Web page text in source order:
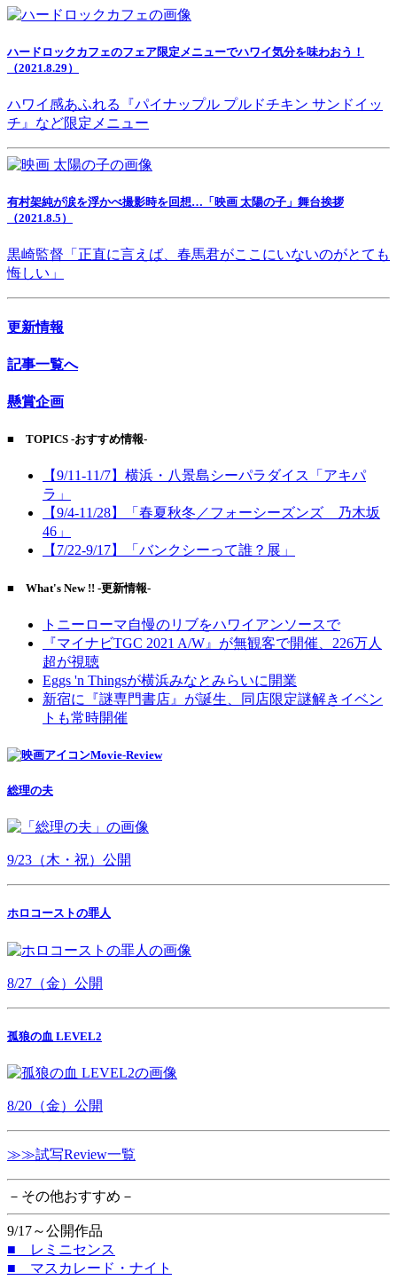
ハードロックカフェのフェア限定メニューでハワイ気分を味わおう！
（2021.8.29）
ハワイ感あふれる『パイナップル プルドチキン サンドイッ
チ』など限定メニュー
有村架純が涙を浮かべ撮影時を回想…「映画 太陽の子」舞台挨拶
（2021.8.5）
黒崎監督「正直に言えば、春馬君がここにいないのがとても
悔しい」
更新情報
記事一覧へ
懸賞企画
■ TOPICS -おすすめ情報-
【9/11-11/7】横浜・八景島シーパラダイス「アキパ
ラ」
【9/4-11/28】「春夏秋冬／フォーシーズンズ 乃木坂
46」
【7/22-9/17】「バンクシーって誰？展」
■ What's New !! -更新情報-
トニーローマ自慢のリブをハワイアンソースで
『マイナビTGC 2021 A/W』が無観客で開催、226万人
超が視聴
Eggs 'n Thingsが横浜みなとみらいに開業
新宿に『謎専門書店』が誕生、同店限定謎解きイベン
トも常時開催
Movie-Review
総理の夫
9/23（木・祝）公開
ホロコーストの罪人
8/27（金）公開
孤狼の血 LEVEL2
8/20（金）公開
≫≫試写Review一覧
－その他おすすめ－
9/17～公開作品
■ レミニセンス
■ マスカレード・ナイト